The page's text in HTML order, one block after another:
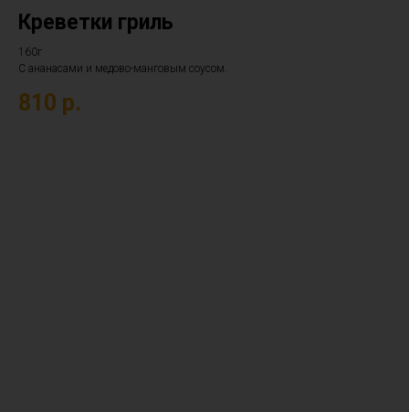
Креветки гриль
160г
С ананасами и медово-манговым соусом.
810 р.